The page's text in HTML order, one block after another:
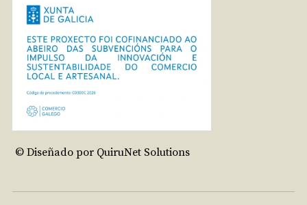
© Diseñado por QuiruNet Solutions